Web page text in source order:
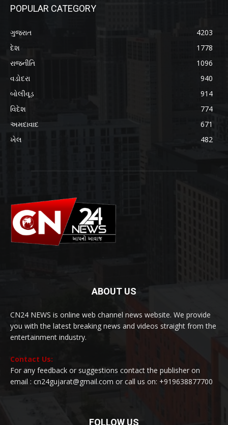
POPULAR CATEGORY
ગુજરાત
4203
દેશ
1778
રાજનીતિ
1096
વડોદરા
940
બોલીવૂડ
914
વિદેશ
774
અમદાવાદ
671
ખેલ
482
ABOUT US
CN24 NEWS is online web channel news website. We provide
you with the latest breaking news and videos straight from the
entertainment industry.
Contact Us:
For any feedback or suggestions contact the publisher on
email : cn24gujarat@gmail.com or call us on: +919638877700
FOLLOW US